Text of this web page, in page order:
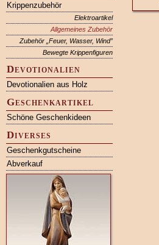
Krippenzubehör
Elektroartikel
Allgemeines Zubehör
Zubehör „Feuer, Wasser, Wind”
Bewegte Krippenfiguren
Devotionalien
Devotionalien aus Holz
Geschenkartikel
Schöne Geschenkideen
Diverses
Geschenkgutscheine
Abverkauf